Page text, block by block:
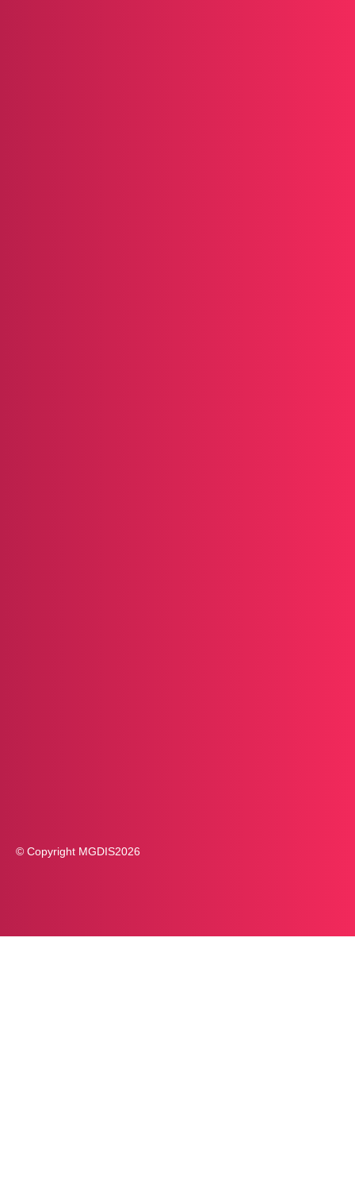
© Copyright MGDIS2026